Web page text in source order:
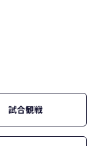
試合観戦